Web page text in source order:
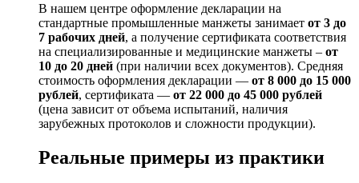
В нашем центре оформление декларации на
стандартные промышленные манжеты занимает от 3 до
7 рабочих дней, а получение сертификата соответствия
на специализированные и медицинские манжеты – от
10 до 20 дней (при наличии всех документов). Средняя
стоимость оформления декларации — от 8 000 до 15 000
рублей, сертификата — от 22 000 до 45 000 рублей
(цена зависит от объема испытаний, наличия
зарубежных протоколов и сложности продукции).
Реальные примеры из практики